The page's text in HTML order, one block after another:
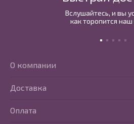
Вслушайтесь, и вы
как торопится наш
О компании
Доставка
Оплата